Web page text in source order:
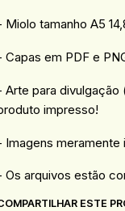
Miolo tamanho A5
Capas em PDF e
Arte para divulgação
impresso!
Imagens meramente
Os arquivos estão
ESTE